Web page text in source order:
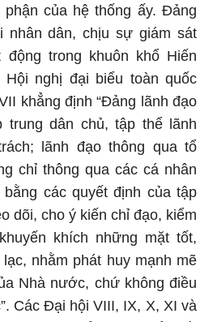
của hệ thống ấy. Đảng
nhân dân, chịu sự giám sát
động trong khuôn khổ Hiến
Hội nghị đại biểu toàn quốc
khẳng định “Đảng lãnh đạo
trung dân chủ, tập thể lãnh
lãnh đạo thông qua tổ
chỉ thông qua các cá nhân
các quyết định của tập
dõi, cho ý kiến chỉ đạo, kiểm
khích những mặt tốt,
nhằm phát huy mạnh mẽ
Nhà nước, chứ không điều
Các Đại hội VIII, IX, X, XI và